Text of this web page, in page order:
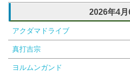
2026年4月
アクダマドライブ
真打吉宗
ヨルムンガンド